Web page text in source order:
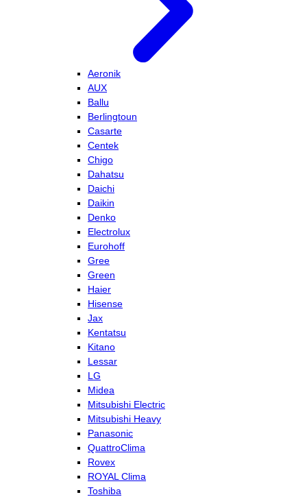
Aeronik
AUX
Ballu
Berlingtoun
Casarte
Centek
Chigo
Dahatsu
Daichi
Daikin
Denko
Electrolux
Eurohoff
Gree
Green
Haier
Hisense
Jax
Kentatsu
Kitano
Lessar
LG
Midea
Mitsubishi Electric
Mitsubishi Heavy
Panasonic
QuattroClima
Rovex
ROYAL Clima
Toshiba